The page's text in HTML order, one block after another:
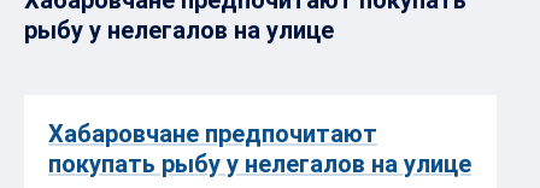
рыбу у нелегалов на улице
Хабаровчане предпочитают
покупать рыбу у нелегалов на улице